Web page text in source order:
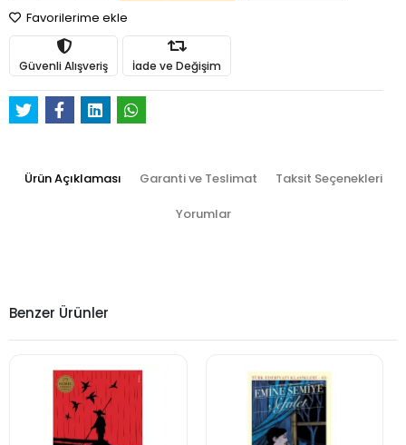
Favorilerime ekle
Güvenli Alışveriş İade ve Değişim
Ürün Açıklaması Garanti ve Teslimat Taksit Seçenekleri
Yorumlar
Benzer Ürünler